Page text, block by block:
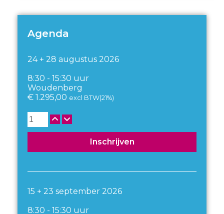
Agenda
24 + 28 augustus 2026
8:30 - 15:30 uur
Woudenberg
€ 1.295,00 excl BTW(21%)
Aantal
Inschrijven
15 + 23 september 2026
8:30 - 15:30 uur